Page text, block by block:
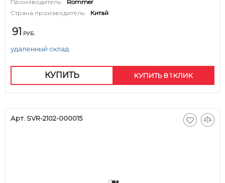
Производитель:
Rommer
Страна производитель:
Китай
91 РУБ.
удаленный склад
КУПИТЬ КУПИТЬ В 1 КЛИК
Арт. SVR-2102-000015